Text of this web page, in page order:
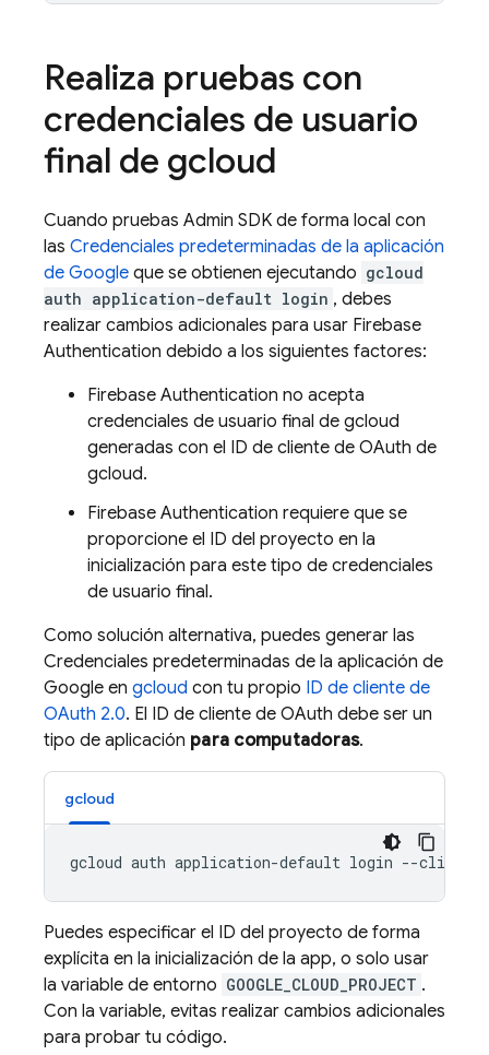
Realiza pruebas con
credenciales de usuario
final de gcloud
Cuando pruebas Admin SDK de forma local con
las Credenciales predeterminadas de la aplicación
de Google que se obtienen ejecutando gcloud
auth application-default login , debes
realizar cambios adicionales para usar Firebase
Authentication debido a los siguientes factores:
Firebase Authentication no acepta
credenciales de usuario final de gcloud
generadas con el ID de cliente de OAuth de
gcloud.
Firebase Authentication requiere que se
proporcione el ID del proyecto en la
inicialización para este tipo de credenciales
de usuario final.
Como solución alternativa, puedes generar las
Credenciales predeterminadas de la aplicación de
Google en gcloud con tu propio ID de cliente de
OAuth 2.0. El ID de cliente de OAuth debe ser un
tipo de aplicación para computadoras.
gcloud
Puedes especificar el ID del proyecto de forma
explícita en la inicialización de la app, o solo usar
la variable de entorno GOOGLE_CLOUD_PROJECT .
Con la variable, evitas realizar cambios adicionales
para probar tu código.